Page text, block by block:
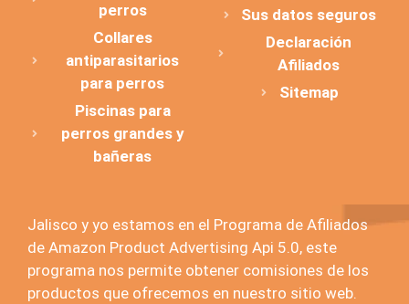
perros
Collares
antiparasitarios
para perros
Piscinas para
perros grandes y
bañeras
Sus datos seguros
Declaración
Afiliados
Sitemap
Jalisco y yo estamos en el Programa de Afiliados
de Amazon Product Advertising Api 5.0, este
programa nos permite obtener comisiones de los
productos que ofrecemos en nuestro sitio web.